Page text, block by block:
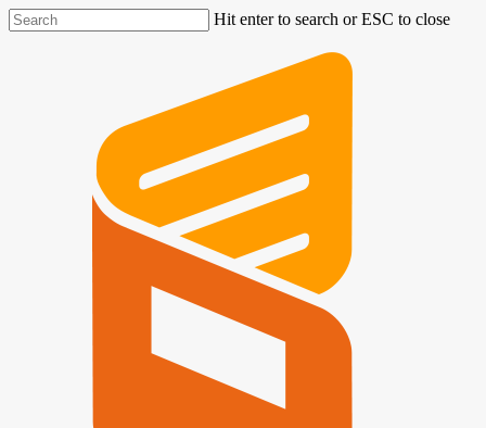
Hit enter to search or ESC to close